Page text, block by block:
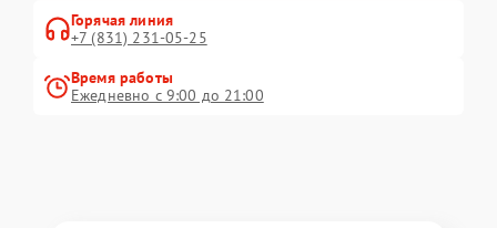
Горячая линия
+7 (831) 231-05-25
Время работы
Ежедневно с 9:00 до 21:00